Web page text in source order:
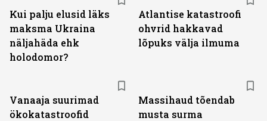
Kui palju elusid läks
maksma Ukraina
näljahäda ehk
holodomor?
Atlantise katastroofi
ohvrid hakkavad
lõpuks välja ilmuma
Vanaaja suurimad
ökokatastroofid
Massihaud tõendab
musta surma